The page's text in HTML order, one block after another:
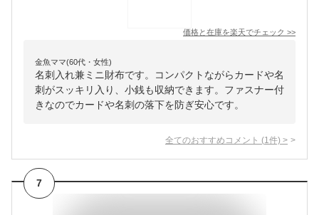
価格と在庫を楽天でチェック >>
金魚ママ(60代・女性)
名刺入れ兼ミニ財布です。コンパクトながらカードや名
刺がスッキリ入り、小銭も収納できます。ファスナー付
きなのでカードや名刺の落下を防ぎ安心です。
全てのおすすめコメント (1 件) >
7